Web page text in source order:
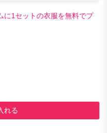
1セットの衣服を無料でプ
れる